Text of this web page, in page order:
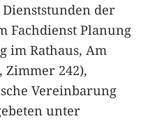
der
Fachdienst Planung
im Rathaus, Am
Zimmer 242),
Vereinbarung
unter